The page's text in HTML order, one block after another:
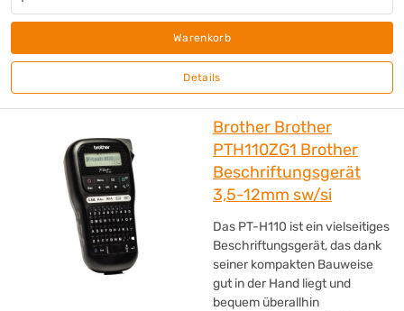
Warenkorb
Details
Brother Brother
PTH110ZG1 Brother
Beschriftungsgerät
3,5-12mm sw/si
Das PT-H110 ist ein vielseitiges
Beschriftungsgerät, das dank
seiner kompakten Bauweise
gut in der Hand liegt und
bequem überallhin